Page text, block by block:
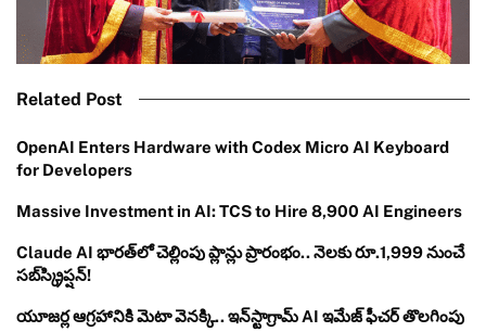
Related Post
OpenAI Enters Hardware with Codex Micro AI Keyboard
for Developers
Massive Investment in AI: TCS to Hire 8,900 AI Engineers
Claude AI భారత్‌లో చెల్లింపు ప్లాన్లు ప్రారంభం.. నెలకు రూ.1,999 నుంచే
సబ్‌స్క్రిప్షన్!
యూజర్ల ఆగ్రహానికి మెటా వెనక్కి.. ఇన్‌స్టాగ్రామ్ AI ఇమేజ్ ఫీచర్ తొలగింపు